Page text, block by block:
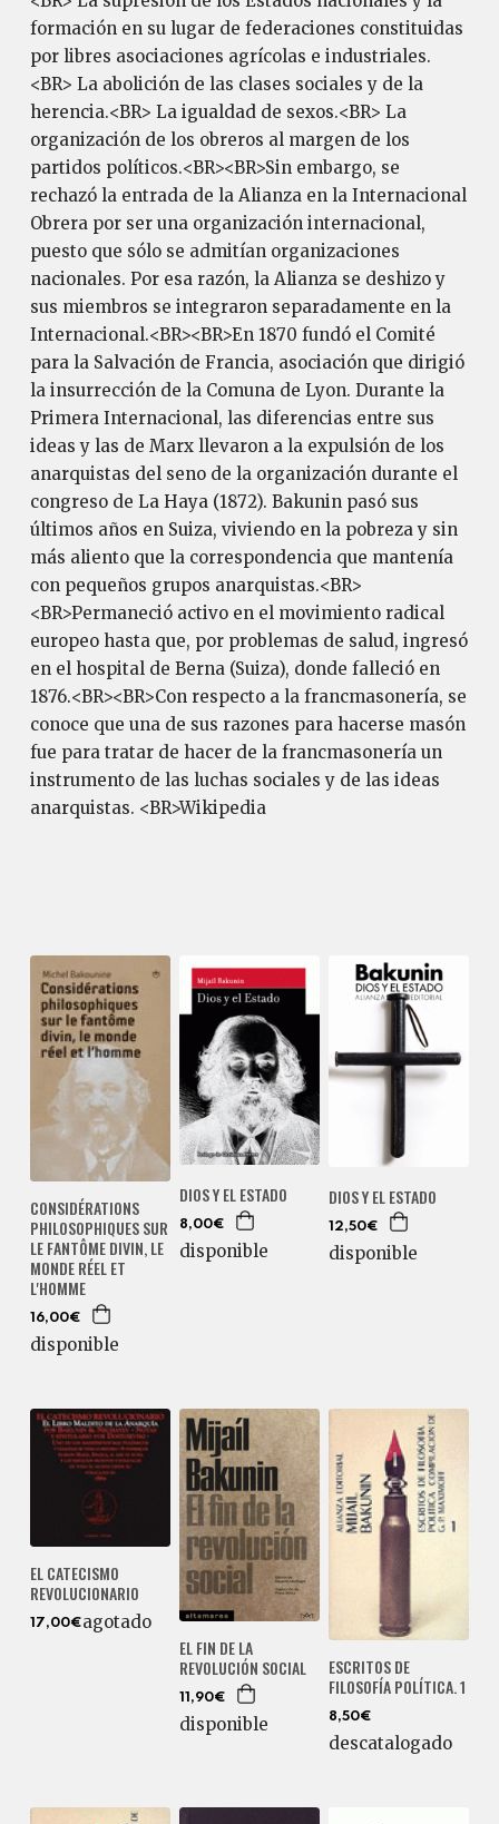
formación en su lugar de federaciones constituidas
por libres asociaciones agrícolas e industriales.
<BR> La abolición de las clases sociales y de la
herencia.<BR> La igualdad de sexos.<BR> La
organización de los obreros al margen de los
partidos políticos.<BR><BR>Sin embargo, se
rechazó la entrada de la Alianza en la Internacional
Obrera por ser una organización internacional,
puesto que sólo se admitían organizaciones
nacionales. Por esa razón, la Alianza se deshizo y
sus miembros se integraron separadamente en la
Internacional.<BR><BR>En 1870 fundó el Comité
para la Salvación de Francia, asociación que dirigió
la insurrección de la Comuna de Lyon. Durante la
Primera Internacional, las diferencias entre sus
ideas y las de Marx llevaron a la expulsión de los
anarquistas del seno de la organización durante el
congreso de La Haya (1872). Bakunin pasó sus
últimos años en Suiza, viviendo en la pobreza y sin
más aliento que la correspondencia que mantenía
con pequeños grupos anarquistas.<BR>
<BR>Permaneció activo en el movimiento radical
europeo hasta que, por problemas de salud, ingresó
en el hospital de Berna (Suiza), donde falleció en
1876.<BR><BR>Con respecto a la francmasonería, se
conoce que una de sus razones para hacerse masón
fue para tratar de hacer de la francmasonería un
instrumento de las luchas sociales y de las ideas
anarquistas. <BR>Wikipedia
CONSIDÉRATIONS
PHILOSOPHIQUES SUR
LE FANTÔME DIVIN, LE
MONDE RÉEL ET
L'HOMME
16,00€
disponible
DIOS Y EL ESTADO
8,00€
disponible
DIOS Y EL ESTADO
12,50€
disponible
EL CATECISMO
REVOLUCIONARIO
17,00€agotado
EL FIN DE LA
REVOLUCIÓN SOCIAL
11,90€
disponible
ESCRITOS DE
FILOSOFÍA POLÍTICA. 1
8,50€
descatalogado